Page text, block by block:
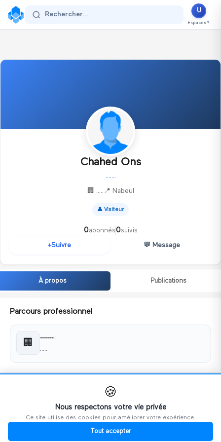
Se connecter
Rechercher...
U
Espaces ▼
Chahed Ons
.......
🏢 ..... 📍 Nabeul
👤 Visiteur
0abonnés0suivis
+Suivre 💬 Message
À propos Publications
Parcours professionnel
🏢
.......
.....
chahedons9@gmail.com
📱 28140692
🍪
Nous respectons votre vie privée
Ce site utilise des cookies pour améliorer votre expérience.
Tout accepter